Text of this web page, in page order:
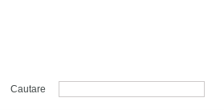
Cautare